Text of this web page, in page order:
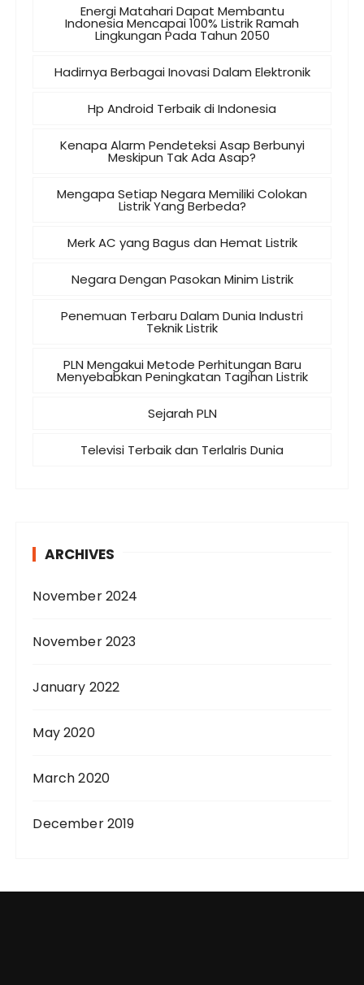
Energi Matahari Dapat Membantu
Indonesia Mencapai 100% Listrik Ramah
Lingkungan Pada Tahun 2050
Hadirnya Berbagai Inovasi Dalam Elektronik
Hp Android Terbaik di Indonesia
Kenapa Alarm Pendeteksi Asap Berbunyi
Meskipun Tak Ada Asap?
Mengapa Setiap Negara Memiliki Colokan
Listrik Yang Berbeda?
Merk AC yang Bagus dan Hemat Listrik
Negara Dengan Pasokan Minim Listrik
Penemuan Terbaru Dalam Dunia Industri
Teknik Listrik
PLN Mengakui Metode Perhitungan Baru
Menyebabkan Peningkatan Tagihan Listrik
Sejarah PLN
Televisi Terbaik dan Terlalris Dunia
ARCHIVES
November 2024
November 2023
January 2022
May 2020
March 2020
December 2019